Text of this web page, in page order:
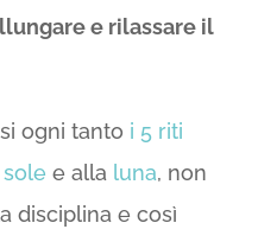
e rilassare il
ogni tanto i 5 riti
e alla luna, non
disciplina e così